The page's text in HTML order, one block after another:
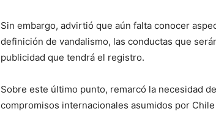
Sin embargo, advirtió que aún falta conocer
definición de vandalismo, las conductas que
publicidad que tendrá el registro.
Sobre este último punto, remarcó la necesidad
compromisos internacionales asumidos por